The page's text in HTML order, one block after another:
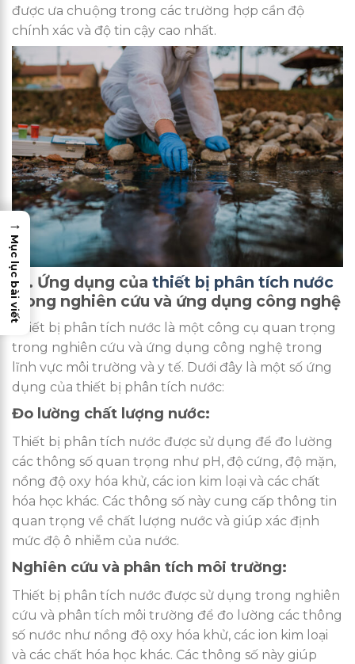
được ưa chuộng trong các trường hợp cần độ
chính xác và độ tin cậy cao nhất.
III. Ứng dụng của thiết bị phân tích nước
trong nghiên cứu và ứng dụng công nghệ
Thiết bị phân tích nước là một công cụ quan trọng
trong nghiên cứu và ứng dụng công nghệ trong
lĩnh vực môi trường và y tế. Dưới đây là một số ứng
dụng của thiết bị phân tích nước:
Đo lường chất lượng nước:
Thiết bị phân tích nước được sử dụng để đo lường
các thông số quan trọng như pH, độ cứng, độ mặn,
nồng độ oxy hóa khử, các ion kim loại và các chất
hóa học khác. Các thông số này cung cấp thông tin
quan trọng về chất lượng nước và giúp xác định
mức độ ô nhiễm của nước.
Nghiên cứu và phân tích môi trường:
Thiết bị phân tích nước được sử dụng trong nghiên
cứu và phân tích môi trường để đo lường các thông
số nước như nồng độ oxy hóa khử, các ion kim loại
và các chất hóa học khác. Các thông số này giúp
→
Mục lục bài viết